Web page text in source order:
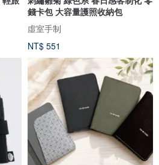
錢卡包 大容量護照收納包
虛室手制
NT$ 551